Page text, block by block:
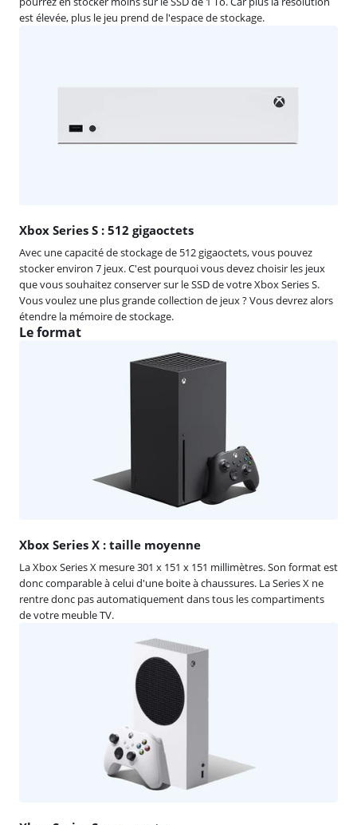
est élevée, plus le jeu prend de l'espace de stockage.
Xbox Series S : 512 gigaoctets
Avec une capacité de stockage de 512 gigaoctets, vous pouvez
stocker environ 7 jeux. C'est pourquoi vous devez choisir les jeux
que vous souhaitez conserver sur le SSD de votre Xbox Series S.
Vous voulez une plus grande collection de jeux ? Vous devrez alors
étendre la mémoire de stockage.
Le format
Xbox Series X : taille moyenne
La Xbox Series X mesure 301 x 151 x 151 millimètres. Son format est
donc comparable à celui d'une boite à chaussures. La Series X ne
rentre donc pas automatiquement dans tous les compartiments
de votre meuble TV.